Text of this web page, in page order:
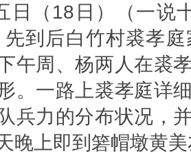
18日）（一说十
先到后白竹村裘孝
午周、杨两人在裘
。一路上裘孝庭详
兵力的分布状况，
晚上即到箬帽墩黄